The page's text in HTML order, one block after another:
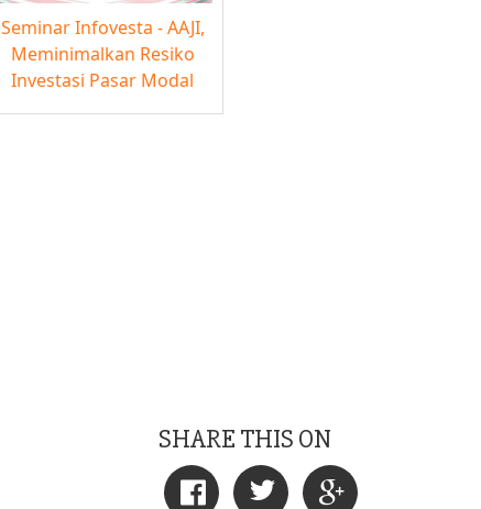
Seminar Infovesta - AAJI,
Meminimalkan Resiko
Investasi Pasar Modal
SHARE THIS ON